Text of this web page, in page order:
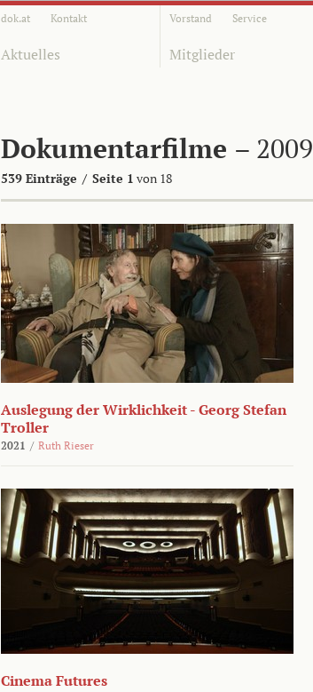
dok.at Kontakt Vorstand Service
Aktuelles Mitglieder
Dokumentarfilme – 2009
539 Einträge / Seite 1 von 18
Auslegung der Wirklichkeit - Georg Stefan
Troller
2021 / Ruth Rieser
Cinema Futures